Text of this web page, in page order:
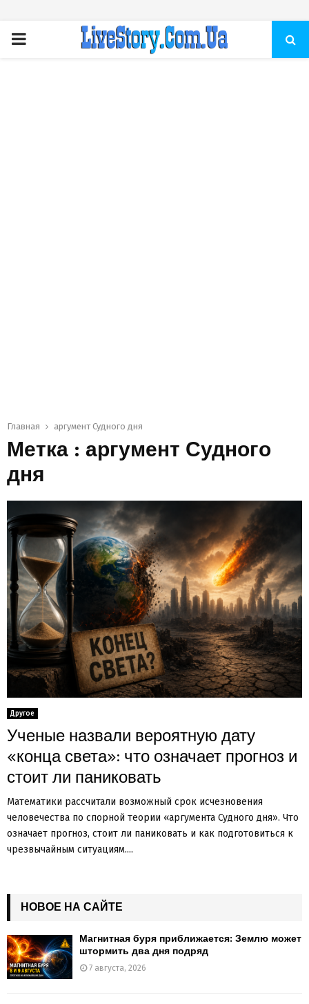
ПЕРВИЧНОЕ
Главная аргумент Судного дня
Метка : аргумент Судного
дня
Другое
Ученые назвали вероятную дату
«конца света»: что означает прогноз и
стоит ли паниковать
Математики рассчитали возможный срок исчезновения
человечества по спорной теории «аргумента Судного дня». Что
означает прогноз, стоит ли паниковать и как подготовиться к
чрезвычайным ситуациям....
НОВОЕ НА САЙТЕ
Магнитная буря приближается: Землю может
штормить два дня подряд
7 августа, 2026